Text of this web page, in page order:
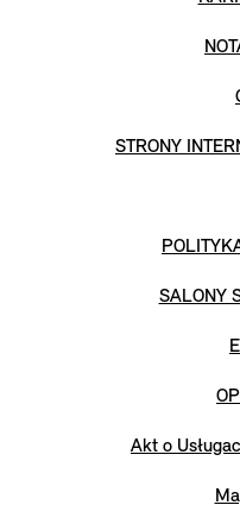
STRONY
SALONY
Akt o